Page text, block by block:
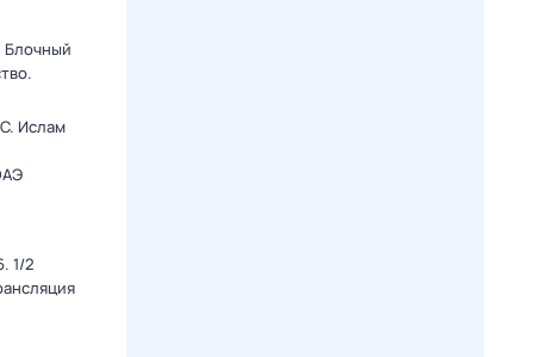
Блочный
Ислам
1/2